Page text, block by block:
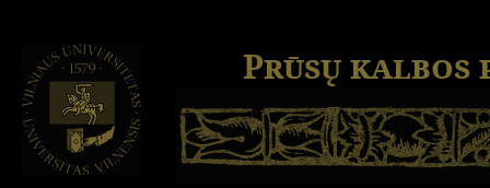
Prūsų kalbos